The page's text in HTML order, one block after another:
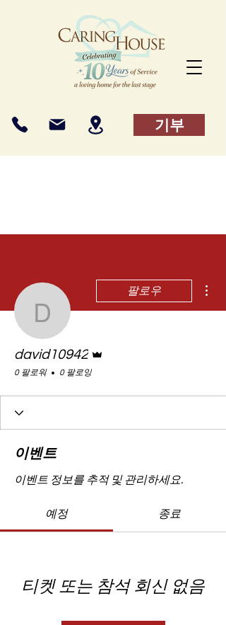
기부
david10942
팔로우
david10942
0 팔로워 0 팔로잉
이벤트
이벤트 정보를 추적 및 관리하세요.
예정 종료
티켓 또는 참석 회신 없음